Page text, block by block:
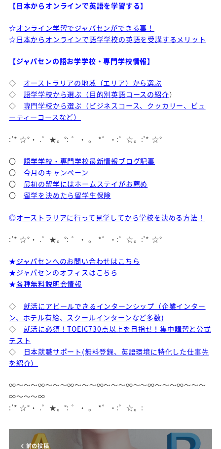
【日本からオンラインで英語を学習する】
☆オンライン学習でジャパセンができる事！
☆日本からオンラインで語学学校の英語を受講するメリット
【ジャパセンの語お学学校・専門学校情報】
◇ オーストラリアの地域（エリア）から選ぶ
◇ 語学学校から選ぶ（目的別英語コースの紹介）
◇ 専門学校から選ぶ（ビジネスコース、クッカリー、ビュ
ーティーコースなど）
:’* ☆°・ .゜★。°: ゜・ 。 *゜・:゜☆。:’* ☆°
〇 語学学校・専門学校最新情報ブログ記事
〇 今月のキャンペーン
〇 最初の留学にはホームステイがお薦め
〇 留学を決めたら留学生保険
◎オーストラリアに行って見学してから学校を決める方法！
:’* ☆°・ .゜★。°: ゜・ 。 *゜・:゜☆。:’* ☆°
★ジャパセンへのお問い合わせはこちら
★ジャパセンのオフィスはこちら
★各種無料説明会情報
◇ 就活にアピールできるインターンシップ（企業インター
ン、ホテル有給、スクールインターンなど多数)
◇ 就活に必須！TOEIC730点以上を目指せ！集中講習と公式
テスト
◇
日本就職サポート(無料登録、英語環境に特化した仕事先
を紹介）
∞～～～∞～～～∞～～～∞～～～∞～～∞～～～∞～～～
∞～～～∞
:’* ☆°・ .゜★。°: ゜・ 。 *゜・:゜☆。:
前の投稿